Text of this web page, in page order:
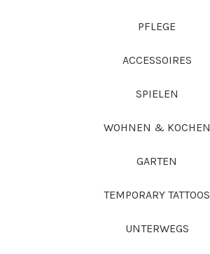
PFLEGE
ACCESSOIRES
SPIELEN
WOHNEN & KOCHEN
GARTEN
TEMPORARY TATTOOS
UNTERWEGS